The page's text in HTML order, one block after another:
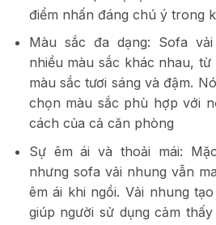
điểm nhấn đáng chú ý trong
Màu sắc đa dạng: Sofa
nhiều màu sắc khác nhau,
màu sắc tươi sáng và đậm.
chọn màu sắc phù hợp với
cách của cả căn phòng
Sự êm ái và thoải mái:
nhưng sofa vải nhung vẫn
êm ái khi ngồi. Vải nhung
giúp người sử dụng cảm